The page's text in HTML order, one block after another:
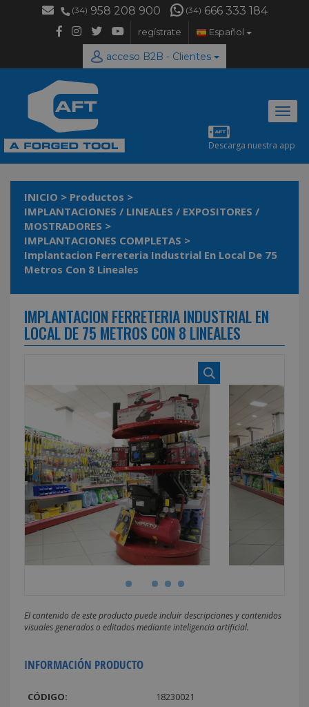
(34) 958 208 900 (34) 666 333 184
regístrate Español
acceso B2B - Clientes
Descarga nuestra app
INICIO > Productos >
IMPLANTACIONES / LINEALES / EXPOSITORES /
MOSTRADORES >
IMPLANTACIONES COMPLETAS >
Implantacion Ferreteria Industrial En Local De 75
Metros Con 8 Lineales
IMPLANTACION FERRETERIA INDUSTRIAL EN
LOCAL DE 75 METROS CON 8 LINEALES
El contenido de este producto puede incluir descripciones y contenidos
visuales generados o editados mediante inteligencia artificial.
INFORMACIÓN PRODUCTO
CÓDIGO:
18230021